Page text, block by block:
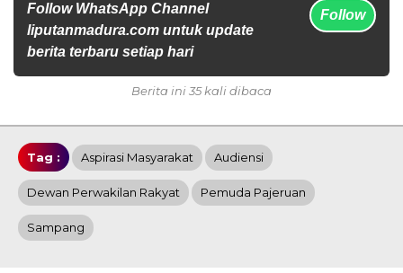
Follow WhatsApp Channel
liputanmadura.com untuk update
berita terbaru setiap hari
Follow
Berita ini 35 kali dibaca
Tag : Aspirasi Masyarakat Audiensi
Dewan Perwakilan Rakyat Pemuda Pajeruan
Sampang